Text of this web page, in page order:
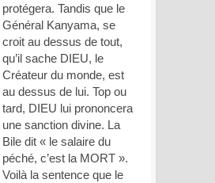
protégera. Tandis que le
Général Kanyama, se
croit au dessus de tout,
qu’il sache DIEU, le
Créateur du monde, est
au dessus de lui. Top ou
tard, DIEU lui prononcera
une sanction divine. La
Bile dit « le salaire du
péché, c’est la MORT ».
Voilà la sentence que le